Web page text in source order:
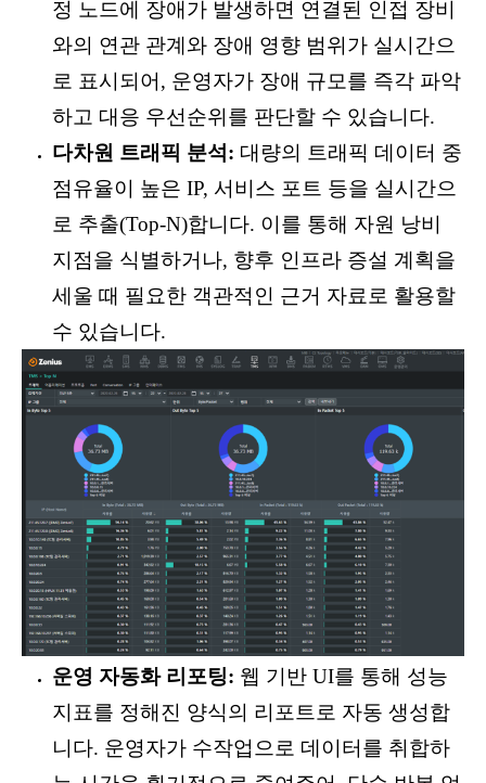
정 노드에 장애가 발생하면 연결된 인접 장비
와의 연관 관계와 장애 영향 범위가 실시간으
로 표시되어, 운영자가 장애 규모를 즉각 파악
하고 대응 우선순위를 판단할 수 있습니다.
다차원 트래픽 분석: 대량의 트래픽 데이터 중
점유율이 높은 IP, 서비스 포트 등을 실시간으
로 추출(Top-N)합니다. 이를 통해 자원 낭비
지점을 식별하거나, 향후 인프라 증설 계획을
세울 때 필요한 객관적인 근거 자료로 활용할
수 있습니다.
운영 자동화 리포팅: 웹 기반 UI를 통해 성능
지표를 정해진 양식의 리포트로 자동 생성합
니다. 운영자가 수작업으로 데이터를 취합하